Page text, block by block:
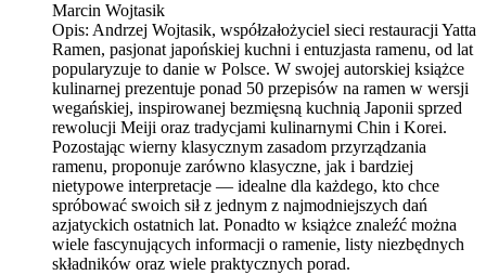
Marcin Wojtasik
Opis: Andrzej Wojtasik, współzałożyciel sieci restauracji Yatta
Ramen, pasjonat japońskiej kuchni i entuzjasta ramenu, od lat
popularyzuje to danie w Polsce. W swojej autorskiej książce
kulinarnej prezentuje ponad 50 przepisów na ramen w wersji
wegańskiej, inspirowanej bezmięsną kuchnią Japonii sprzed
rewolucji Meiji oraz tradycjami kulinarnymi Chin i Korei.
Pozostając wierny klasycznym zasadom przyrządzania
ramenu, proponuje zarówno klasyczne, jak i bardziej
nietypowe interpretacje — idealne dla każdego, kto chce
spróbować swoich sił z jednym z najmodniejszych dań
azjatyckich ostatnich lat. Ponadto w książce znaleźć można
wiele fascynujących informacji o ramenie, listy niezbędnych
składników oraz wiele praktycznych porad.